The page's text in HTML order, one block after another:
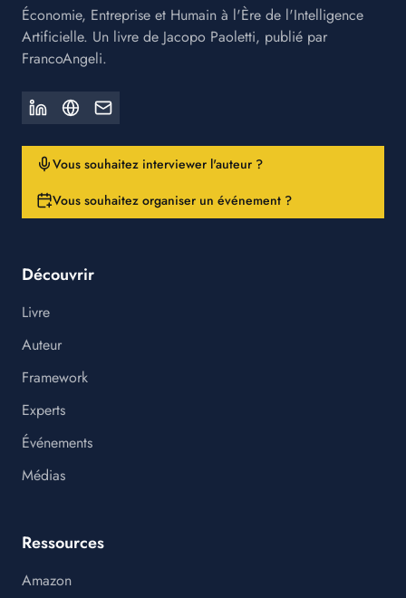
Économie, Entreprise et Humain à l'Ère de l'Intelligence
Artificielle. Un livre de Jacopo Paoletti, publié par
FrancoAngeli.
Vous souhaitez interviewer l'auteur ?
Vous souhaitez organiser un événement ?
Découvrir
Livre
Auteur
Framework
Experts
Événements
Médias
Ressources
Amazon